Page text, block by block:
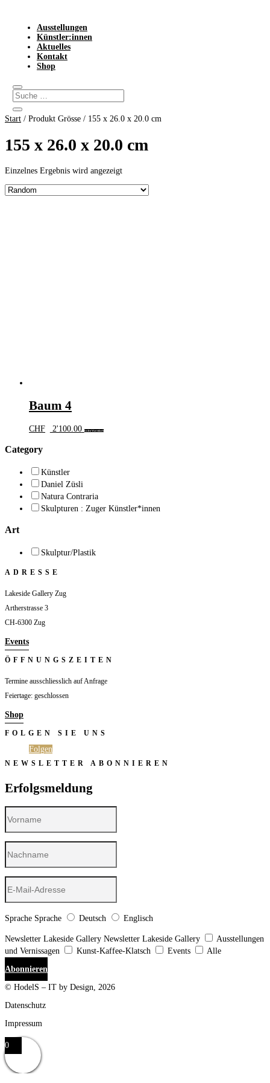
Ausstellungen
Künstler:innen
Aktuelles
Kontakt
Shop
Start / Produkt Grösse / 155 x 26.0 x 20.0 cm
155 x 26.0 x 20.0 cm
Einzelnes Ergebnis wird angezeigt
Baum 4
CHF 2'100.00 In den Warenkorb
Category
Künstler
Daniel Züsli
Natura Contraria
Skulpturen : Zuger Künstler*innen
Art
Skulptur/Plastik
ADRESSE
Lakeside Gallery Zug
Artherstrasse 3
CH-6300 Zug
Events
ÖFFNUNGSZEITEN
Termine ausschliesslich auf Anfrage
Feiertage: geschlossen
Shop
FOLGEN SIE UNS
Folgen
NEWSLETTER ABONNIEREN
Erfolgsmeldung
Sprache Sprache Deutsch Englisch
Newsletter Lakeside Gallery Newsletter Lakeside Gallery
Ausstellungen
und Vernissagen
Kunst-Kaffee-Klatsch Events
Alle
Abonnieren
© HodelS – IT by Design, 2026
Datenschutz
Impressum
0